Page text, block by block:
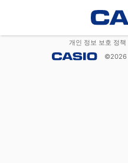
개인 정보 보호 정책
©2026